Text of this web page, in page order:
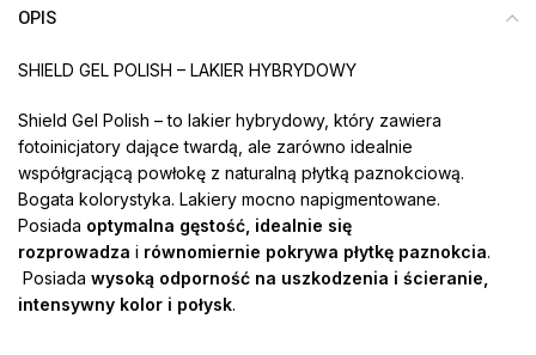
OPIS
SHIELD GEL POLISH – LAKIER HYBRYDOWY
Shield Gel Polish – to lakier hybrydowy, który zawiera
fotoinicjatory dające twardą, ale zarówno idealnie
współgracjącą powłokę z naturalną płytką paznokciową.
Bogata kolorystyka. Lakiery mocno napigmentowane.
Posiada optymalna gęstość, idealnie się
rozprowadza i równomiernie pokrywa płytkę paznokcia.
Posiada wysoką odporność na uszkodzenia i ścieranie,
intensywny kolor i połysk.